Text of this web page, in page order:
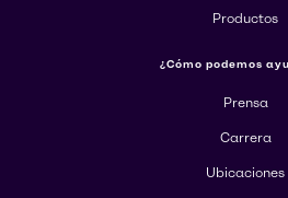
Productos
¿Cómo podemos
Prensa
Carrera
Ubicaciones